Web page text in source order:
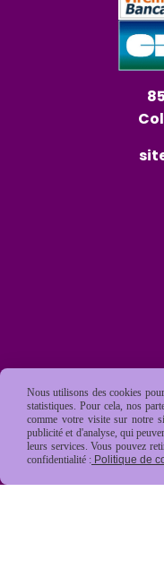
Nous utilisons des cookies
statistiques. Pour cela, nos
comme votre visite sur notre
publicité et d'analyse, qui
leurs services. Vous pouvez
confidentialité : Politique de